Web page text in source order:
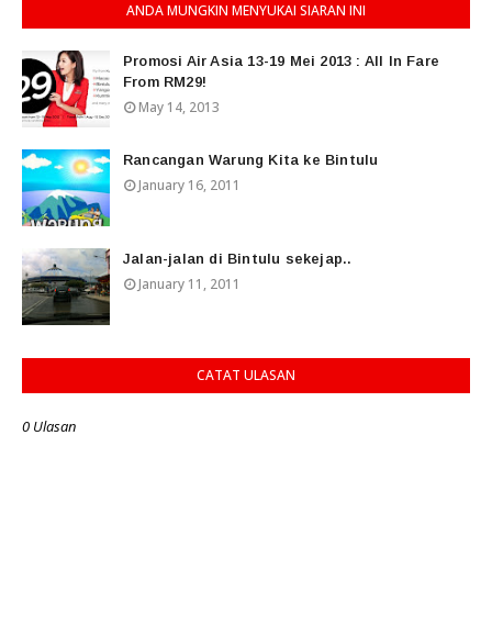
ANDA MUNGKIN MENYUKAI SIARAN INI
Promosi Air Asia 13-19 Mei 2013 : All In Fare
From RM29!
May 14, 2013
Rancangan Warung Kita ke Bintulu
January 16, 2011
Jalan-jalan di Bintulu sekejap..
January 11, 2011
CATAT ULASAN
0 Ulasan